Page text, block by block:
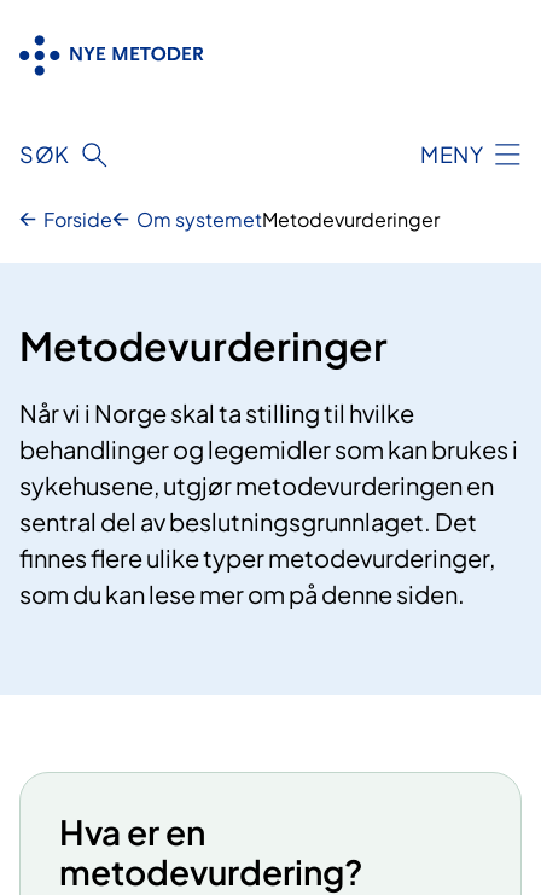
innhold
SØK MENY
Forside Om systemetMetodevurderinger
Metodevurderinger
Når vi i Norge skal ta stilling til hvilke
behandlinger og legemidler som kan brukes i
sykehusene, utgjør metodevurderingen en
sentral del av beslutningsgrunnlaget. Det
finnes flere ulike typer metodevurderinger,
som du kan lese mer om på denne siden.
​​​Hva er en
metodevurdering?